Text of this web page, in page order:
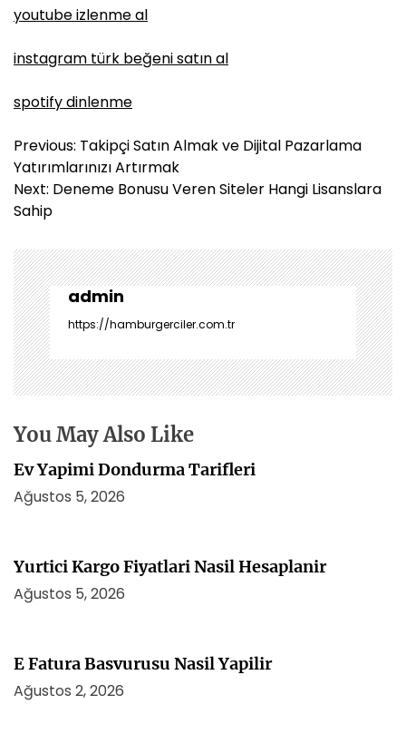
youtube izlenme al
instagram türk beğeni satın al
spotify dinlenme
Y
a
z
ı
e
z
i
n
m
e
s
Previous: Takipçi Satın Almak ve Dijital Pazarlama
Yatırımlarınızı Artırmak
Next: Deneme Bonusu Veren Siteler Hangi Lisanslara
Sahip
admin
https://hamburgerciler.com.tr
You May Also Like
Ev Yapimi Dondurma Tarifleri
Ağustos 5, 2026
Yurtici Kargo Fiyatlari Nasil Hesaplanir
Ağustos 5, 2026
E Fatura Basvurusu Nasil Yapilir
Ağustos 2, 2026